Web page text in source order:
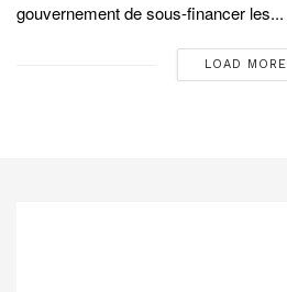
gouvernement de sous-financer les...
LOAD MORE